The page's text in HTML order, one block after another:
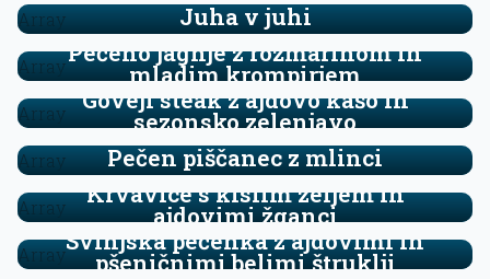
Juha v juhi
Array
Pečeno jagnje z rožmarinom in
mladim krompirjem
Array
Goveji steak z ajdovo kašo in
sezonsko zelenjavo
Array
Pečen piščanec z mlinci
Array
Krvavice s kislim zeljem in
ajdovimi žganci
Array
Svinjska pečenka z ajdovimi in
pšeničnimi belimi štruklji
Array